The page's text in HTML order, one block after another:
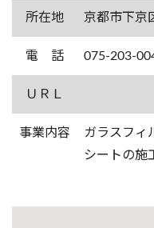
所在地 京都市下
電 話 075-203-
ＵＲＬ
事業内容
ガラスフィ
シートの施